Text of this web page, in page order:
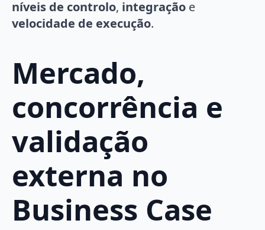
níveis de controlo, integração e
velocidade de execução.
Mercado,
concorrência e
validação
externa no
Business Case